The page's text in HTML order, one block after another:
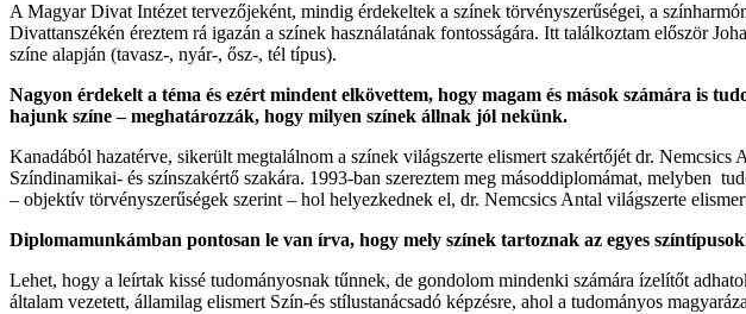
A Magyar Divat Intézet tervezőjeként, mindig érdekeltek a színek törvényszerűségei, a
Divattanszékén éreztem rá igazán a színek használatának fontosságára. Itt találkoztam először
színe alapján (tavasz-, nyár-, ősz-, tél típus).
Nagyon érdekelt a téma és ezért mindent elkövettem, hogy magam és mások számára is
hajunk színe – meghatározzák, hogy milyen színek állnak jól nekünk.
Kanadából hazatérve, sikerült megtalálnom a színek világszerte elismert szakértőjét dr.
Színdinamikai- és színszakértő szakára. 1993-ban szereztem meg másoddiplomámat, melyben
– objektív törvényszerűségek szerint – hol helyezkednek el, dr. Nemcsics Antal világszerte
Diplomamunkámban pontosan le van írva, hogy mely színek tartoznak az egyes
Lehet, hogy a leírtak kissé tudományosnak tűnnek, de gondolom mindenki számára ízelítőt
általam vezetett, államilag elismert Szín-és stílustanácsadó képzésre, ahol a tudományos